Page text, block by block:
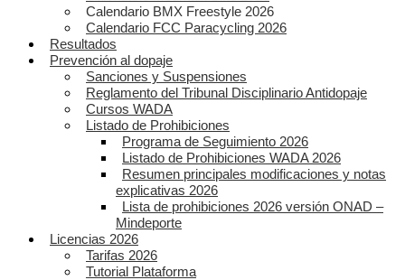
Calendario BMX Freestyle 2026
Calendario FCC Paracycling 2026
Resultados
Prevención al dopaje
Sanciones y Suspensiones
Reglamento del Tribunal Disciplinario Antidopaje
Cursos WADA
Listado de Prohibiciones
Programa de Seguimiento 2026
Listado de Prohibiciones WADA 2026
Resumen principales modificaciones y notas
explicativas 2026
Lista de prohibiciones 2026 versión ONAD –
Mindeporte
Licencias 2026
Tarifas 2026
Tutorial Plataforma